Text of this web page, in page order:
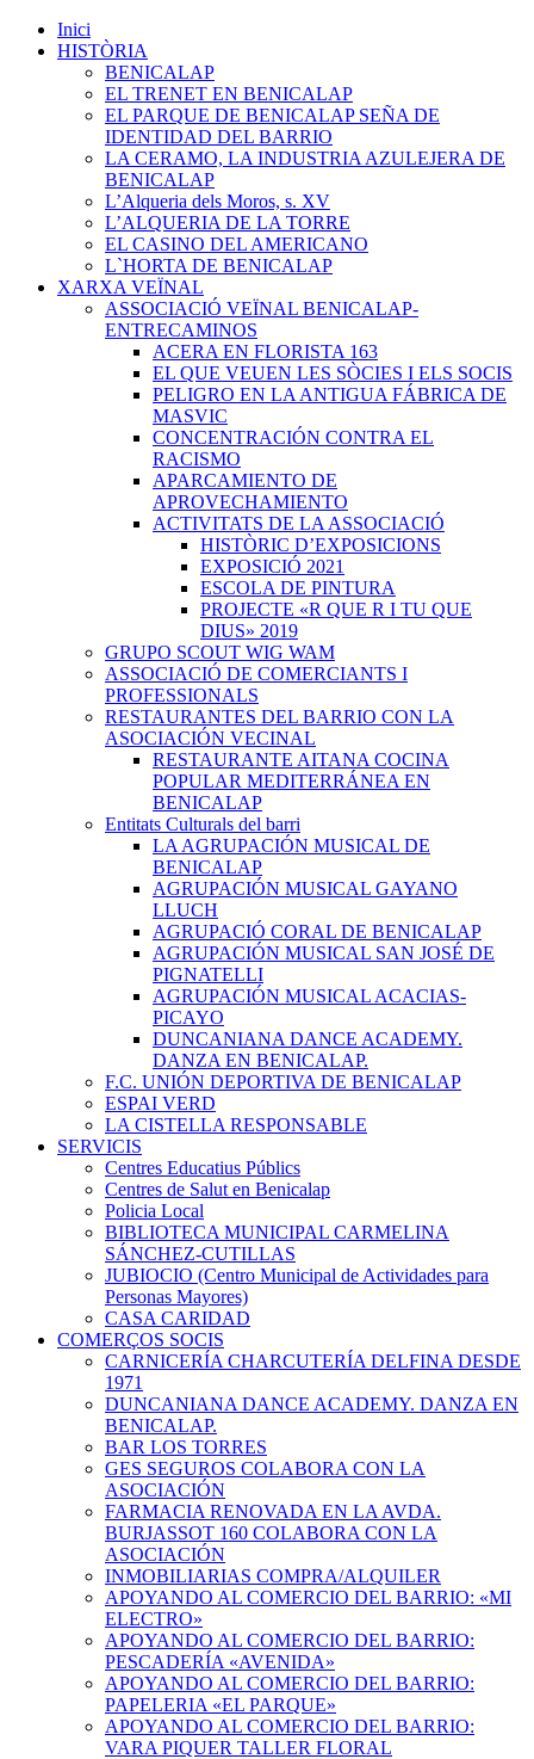
Inici
HISTÒRIA
BENICALAP
EL TRENET EN BENICALAP
EL PARQUE DE BENICALAP SEÑA DE
IDENTIDAD DEL BARRIO
LA CERAMO, LA INDUSTRIA AZULEJERA DE
BENICALAP
L’Alqueria dels Moros, s. XV
L’ALQUERIA DE LA TORRE
EL CASINO DEL AMERICANO
L`HORTA DE BENICALAP
XARXA VEÏNAL
ASSOCIACIÓ VEÏNAL BENICALAP-
ENTRECAMINOS
ACERA EN FLORISTA 163
EL QUE VEUEN LES SÒCIES I ELS SOCIS
PELIGRO EN LA ANTIGUA FÁBRICA DE
MASVIC
CONCENTRACIÓN CONTRA EL
RACISMO
APARCAMIENTO DE
APROVECHAMIENTO
ACTIVITATS DE LA ASSOCIACIÓ
HISTÒRIC D’EXPOSICIONS
EXPOSICIÓ 2021
ESCOLA DE PINTURA
PROJECTE «R QUE R I TU QUE
DIUS» 2019
GRUPO SCOUT WIG WAM
ASSOCIACIÓ DE COMERCIANTS I
PROFESSIONALS
RESTAURANTES DEL BARRIO CON LA
ASOCIACIÓN VECINAL
RESTAURANTE AITANA COCINA
POPULAR MEDITERRÁNEA EN
BENICALAP
Entitats Culturals del barri
LA AGRUPACIÓN MUSICAL DE
BENICALAP
AGRUPACIÓN MUSICAL GAYANO
LLUCH
AGRUPACIÓ CORAL DE BENICALAP
AGRUPACIÓN MUSICAL SAN JOSÉ DE
PIGNATELLI
AGRUPACIÓN MUSICAL ACACIAS-
PICAYO
DUNCANIANA DANCE ACADEMY.
DANZA EN BENICALAP.
F.C. UNIÓN DEPORTIVA DE BENICALAP
ESPAI VERD
LA CISTELLA RESPONSABLE
SERVICIS
Centres Educatius Públics
Centres de Salut en Benicalap
Policia Local
BIBLIOTECA MUNICIPAL CARMELINA
SÁNCHEZ-CUTILLAS
JUBIOCIO (Centro Municipal de Actividades para
Personas Mayores)
CASA CARIDAD
COMERÇOS SOCIS
CARNICERÍA CHARCUTERÍA DELFINA DESDE
1971
DUNCANIANA DANCE ACADEMY. DANZA EN
BENICALAP.
BAR LOS TORRES
GES SEGUROS COLABORA CON LA
ASOCIACIÓN
FARMACIA RENOVADA EN LA AVDA.
BURJASSOT 160 COLABORA CON LA
ASOCIACIÓN
INMOBILIARIAS COMPRA/ALQUILER
APOYANDO AL COMERCIO DEL BARRIO: «MI
ELECTRO»
APOYANDO AL COMERCIO DEL BARRIO:
PESCADERÍA «AVENIDA»
APOYANDO AL COMERCIO DEL BARRIO:
PAPELERIA «EL PARQUE»
APOYANDO AL COMERCIO DEL BARRIO:
VARA PIQUER TALLER FLORAL